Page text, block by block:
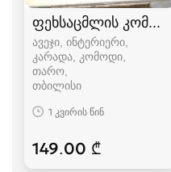
ფეხსაცმლის კომოდი
ავეჯი, ინტერიერი,
კარადა, კომოდი,
თარო
თბილისი
1 კვირის წინ
149.00 ₾